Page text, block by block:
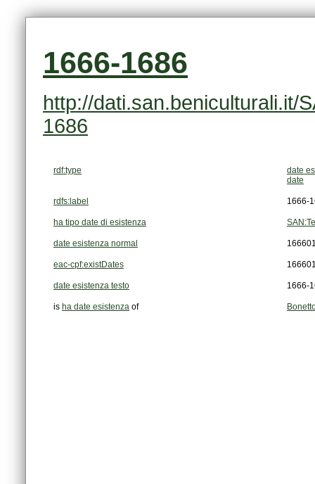
1666-1686
1686
rdf:type
date
date
rdfs:label 1666-
ha tipo date di esistenza
date esistenza normal
eac-cpf:existDates
date esistenza testo 1666-
is ha date esistenza of